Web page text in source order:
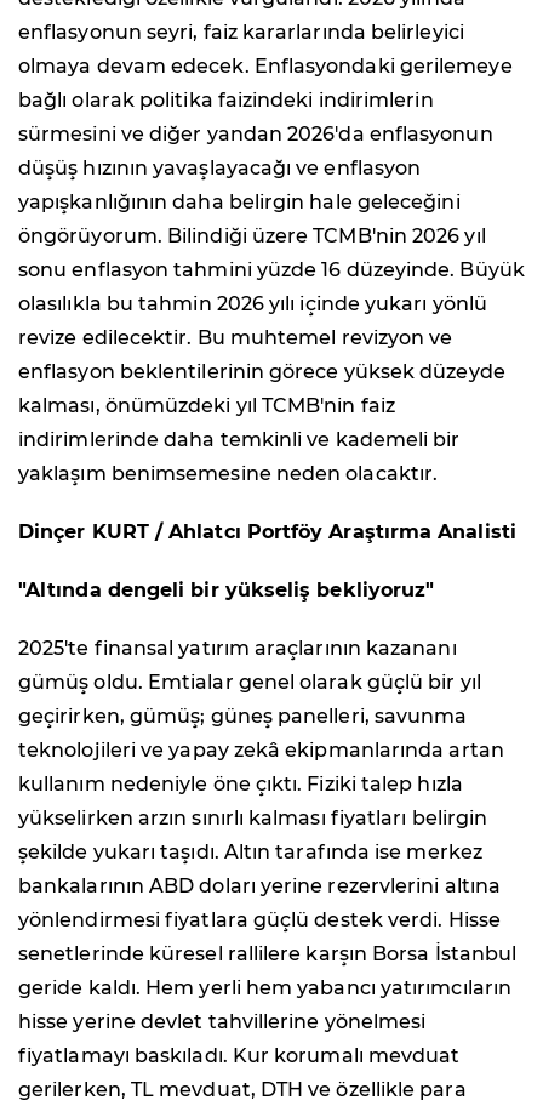
enflasyonun seyri, faiz kararlarında belirleyici
olmaya devam edecek. Enflasyondaki gerilemeye
bağlı olarak politika faizindeki indirimlerin
sürmesini ve diğer yandan 2026'da enflasyonun
düşüş hızının yavaşlayacağı ve enflasyon
yapışkanlığının daha belirgin hale geleceğini
öngörüyorum. Bilindiği üzere TCMB'nin 2026 yıl
sonu enflasyon tahmini yüzde 16 düzeyinde. Büyük
olasılıkla bu tahmin 2026 yılı içinde yukarı yönlü
revize edilecektir. Bu muhtemel revizyon ve
enflasyon beklentilerinin görece yüksek düzeyde
kalması, önümüzdeki yıl TCMB'nin faiz
indirimlerinde daha temkinli ve kademeli bir
yaklaşım benimsemesine neden olacaktır.
Dinçer KURT / Ahlatcı Portföy Araştırma Analisti
"Altında dengeli bir yükseliş bekliyoruz"
2025'te finansal yatırım araçlarının kazananı
gümüş oldu. Emtialar genel olarak güçlü bir yıl
geçirirken, gümüş; güneş panelleri, savunma
teknolojileri ve yapay zekâ ekipmanlarında artan
kullanım nedeniyle öne çıktı. Fiziki talep hızla
yükselirken arzın sınırlı kalması fiyatları belirgin
şekilde yukarı taşıdı. Altın tarafında ise merkez
bankalarının ABD doları yerine rezervlerini altına
yönlendirmesi fiyatlara güçlü destek verdi. Hisse
senetlerinde küresel rallilere karşın Borsa İstanbul
geride kaldı. Hem yerli hem yabancı yatırımcıların
hisse yerine devlet tahvillerine yönelmesi
fiyatlamayı baskıladı. Kur korumalı mevduat
gerilerken, TL mevduat, DTH ve özellikle para